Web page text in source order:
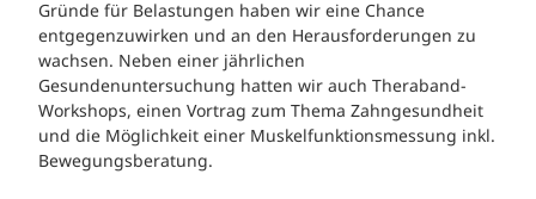
Gründe für Belastungen haben wir eine Chance
entgegenzuwirken und an den Herausforderungen zu
wachsen. Neben einer jährlichen
Gesundenuntersuchung hatten wir auch Theraband-
Workshops, einen Vortrag zum Thema Zahngesundheit
und die Möglichkeit einer Muskelfunktionsmessung inkl.
Bewegungsberatung.